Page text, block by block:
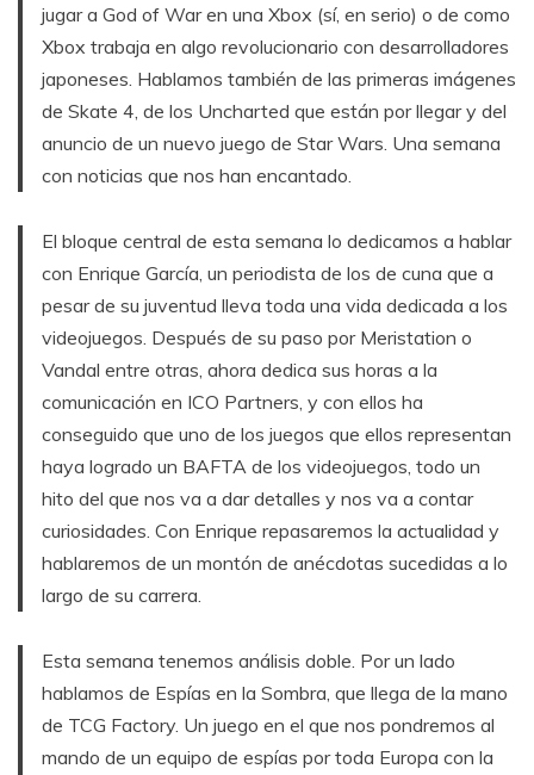
jugar a God of War en una Xbox (sí, en serio) o de como
Xbox trabaja en algo revolucionario con desarrolladores
japoneses. Hablamos también de las primeras imágenes
de Skate 4, de los Uncharted que están por llegar y del
anuncio de un nuevo juego de Star Wars. Una semana
con noticias que nos han encantado.
El bloque central de esta semana lo dedicamos a hablar
con Enrique García, un periodista de los de cuna que a
pesar de su juventud lleva toda una vida dedicada a los
videojuegos. Después de su paso por Meristation o
Vandal entre otras, ahora dedica sus horas a la
comunicación en ICO Partners, y con ellos ha
conseguido que uno de los juegos que ellos representan
haya logrado un BAFTA de los videojuegos, todo un
hito del que nos va a dar detalles y nos va a contar
curiosidades. Con Enrique repasaremos la actualidad y
hablaremos de un montón de anécdotas sucedidas a lo
largo de su carrera.
Esta semana tenemos análisis doble. Por un lado
hablamos de Espías en la Sombra, que llega de la mano
de TCG Factory. Un juego en el que nos pondremos al
mando de un equipo de espías por toda Europa con la